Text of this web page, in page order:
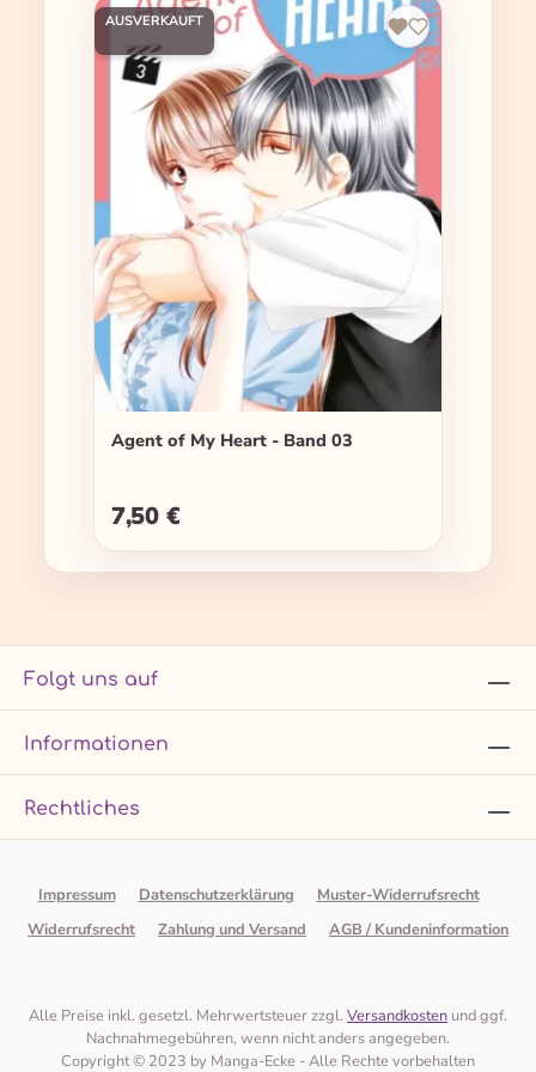
AUSVERKAUFT
Agent of My Heart - Band 03
Regulärer Preis:
7,50 €
Folgt uns auf
Informationen
Rechtliches
Impressum Datenschutzerklärung
Muster-Widerrufsrecht
Widerrufsrecht
Zahlung und Versand AGB / Kundeninformation
Alle Preise inkl. gesetzl. Mehrwertsteuer zzgl. Versandkosten und ggf.
Nachnahmegebühren, wenn nicht anders angegeben.
Copyright © 2023 by Manga-Ecke - Alle Rechte vorbehalten